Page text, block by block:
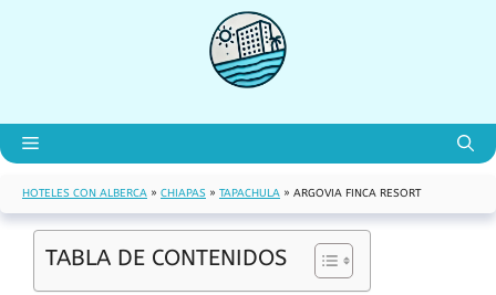
Menú
HOTELES CON ALBERCA » CHIAPAS » TAPACHULA » ARGOVIA FINCA RESORT
TABLA DE CONTENIDOS